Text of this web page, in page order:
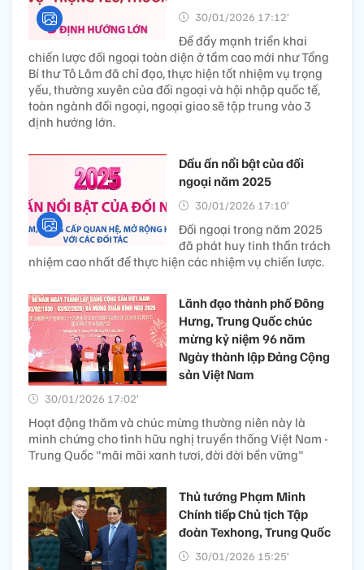
30/01/2026 17:12’
Để đẩy mạnh triển khai
chiến lược đối ngoại toàn diện ở tầm cao mới như Tổng
Bí thư Tô Lâm đã chỉ đạo, thực hiện tốt nhiệm vụ trọng
yếu, thường xuyên của đối ngoại và hội nhập quốc tế,
toàn ngành đối ngoại, ngoại giao sẽ tập trung vào 3
định hướng lớn.
Dấu ấn nổi bật của đối
ngoại năm 2025
30/01/2026 17:10’
Đối ngoại trong năm 2025
đã phát huy tinh thần trách
nhiệm cao nhất để thực hiện các nhiệm vụ chiến lược.
Lãnh đạo thành phố Đông
Hưng, Trung Quốc chúc
mừng kỷ niệm 96 năm
Ngày thành lập Đảng Cộng
sản Việt Nam
30/01/2026 17:02’
Hoạt động thăm và chúc mừng thường niên này là
minh chứng cho tình hữu nghị truyền thống Việt Nam -
Trung Quốc "mãi mãi xanh tươi, đời đời bền vững"
Thủ tướng Phạm Minh
Chính tiếp Chủ tịch Tập
đoàn Texhong, Trung Quốc
30/01/2026 15:25’